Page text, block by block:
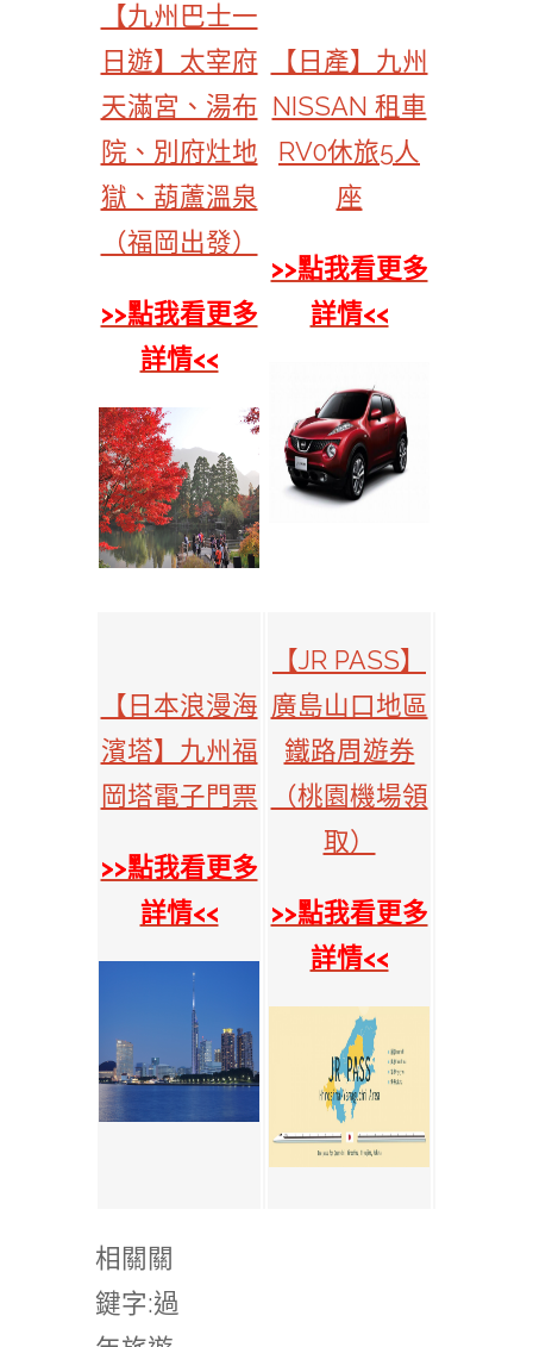
【九州巴士一
日遊】太宰府
天滿宮、湯布
院、別府灶地
獄、葫蘆溫泉
（福岡出發）
>>點我看更多
詳情<<
【日產】九州
NISSAN 租車
RV0休旅5人
座
>>點我看更多
詳情<<
【日本浪漫海
濱塔】九州福
岡塔電子門票
>>點我看更多
詳情<<
【JR PASS】
廣島山口地區
鐵路周遊券
（桃園機場領
取）
>>點我看更多
詳情<<
相關關
鍵字:過